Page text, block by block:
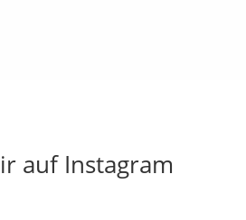
auf Instagram